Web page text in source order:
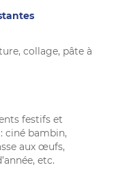
collage, pâte à
festifs et
ciné bambin,
aux œufs,
etc.